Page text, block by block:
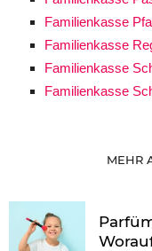
Familienkasse
Familienkasse
Familienkasse
Familienkasse
MEHR